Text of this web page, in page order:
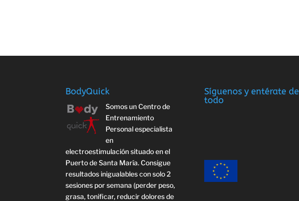
BodyQuick
Somos un Centro de
Entrenamiento
Personal especialista
en
electroestimulación situado en el
Puerto de Santa María. Consigue
resultados inigualables con solo 2
sesiones por semana (perder peso,
grasa, tonificar, reducir dolores de
Síguenos y entérate de
todo